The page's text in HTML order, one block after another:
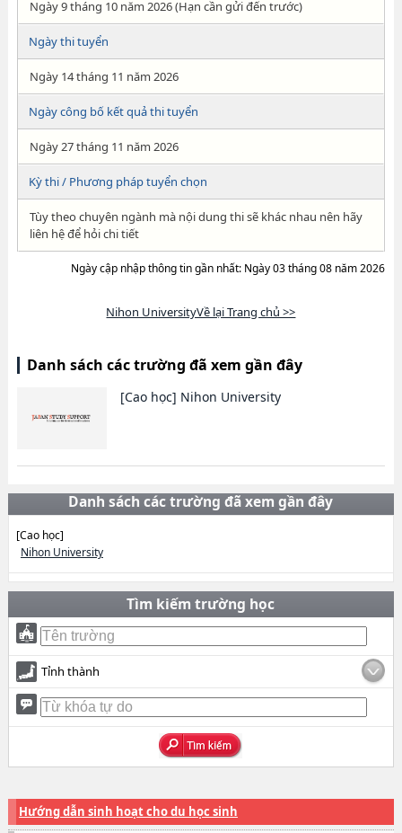
Ngày 9 tháng 10 năm 2026 (Hạn cần gửi đến trước)
Ngày thi tuyển
Ngày 14 tháng 11 năm 2026
Ngày công bố kết quả thi tuyển
Ngày 27 tháng 11 năm 2026
Kỳ thi / Phương pháp tuyển chọn
Tùy theo chuyên ngành mà nội dung thi sẽ khác nhau nên hãy
liên hệ để hỏi chi tiết
Ngày cập nhập thông tin gần nhất: Ngày 03 tháng 08 năm 2026
Nihon UniversityVề lại Trang chủ >>
Danh sách các trường đã xem gần đây
[Cao học] Nihon University
Danh sách các trường đã xem gần đây
[Cao học]
Nihon University
Tìm kiếm trường học
Tỉnh thành
Hướng dẫn sinh hoạt cho du học sinh